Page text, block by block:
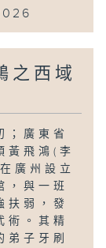
之西域
；廣東省
黃飛鴻(李
廣州設立
，與一班
扶弱，發
術。其精
弟子牙刷